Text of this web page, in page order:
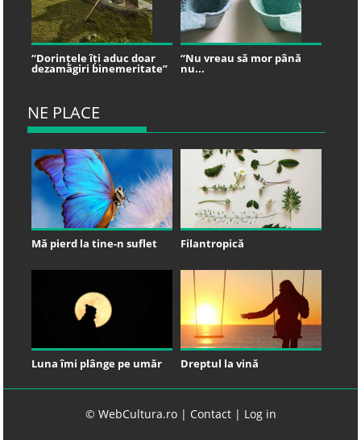
“Dorințele îți aduc doar
dezamăgiri binemeritate”
“Nu vreau să mor până
nu...
NE PLACE
Mă pierd la tine-n suflet Filantropică
Luna îmi plânge pe umăr Dreptul la vină
© WebCultura.ro | Contact| Log in